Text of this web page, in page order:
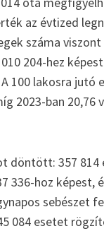
az évtized
száma
204-hez
100 lakosra
2023-ban 20,76
döntött: 357
336-hoz
sebészet
084 esetet